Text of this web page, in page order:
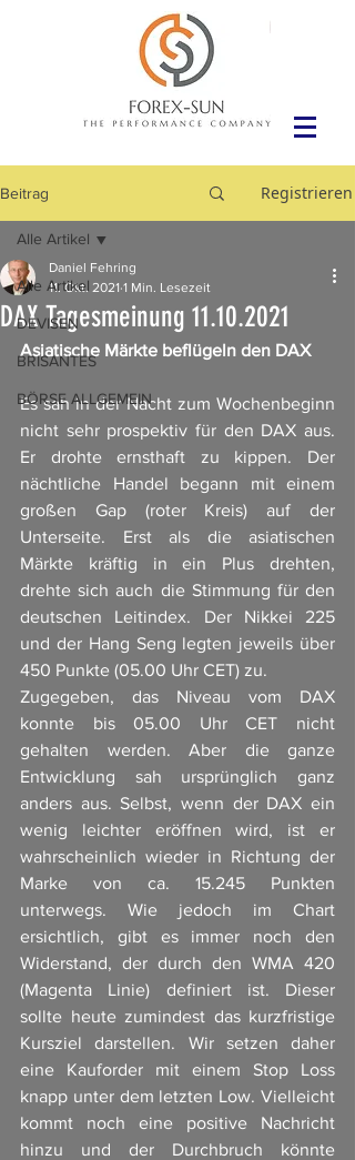
Beitrag Registrieren
Alle Artikel
DEVISEN
BRISANTES
BÖRSE ALLGEMEIN
Alle Artikel
DAX Tagesmeinung 11.10.2021
Daniel Fehring
11. Okt. 2021 1 Min. Lesezeit
Asiatische Märkte beflügeln den DAX
Es sah in der Nacht zum Wochenbeginn
nicht sehr prospektiv für den DAX aus.
Er drohte ernsthaft zu kippen. Der
nächtliche Handel begann mit einem
großen Gap (roter Kreis) auf der
Unterseite. Erst als die asiatischen
Märkte kräftig in ein Plus drehten,
drehte sich auch die Stimmung für den
deutschen Leitindex. Der Nikkei 225
und der Hang Seng legten jeweils über
450 Punkte (05.00 Uhr CET) zu.
Zugegeben, das Niveau vom DAX
konnte bis 05.00 Uhr CET nicht
gehalten werden. Aber die ganze
Entwicklung sah ursprünglich ganz
anders aus. Selbst, wenn der DAX ein
wenig leichter eröffnen wird, ist er
wahrscheinlich wieder in Richtung der
Marke von ca. 15.245 Punkten
unterwegs. Wie jedoch im Chart
ersichtlich, gibt es immer noch den
Widerstand, der durch den WMA 420
(Magenta Linie) definiert ist. Dieser
sollte heute zumindest das kurzfristige
Kursziel darstellen. Wir setzen daher
eine Kauforder mit einem Stop Loss
knapp unter dem letzten Low. Vielleicht
kommt noch eine positive Nachricht
hinzu und der Durchbruch könnte